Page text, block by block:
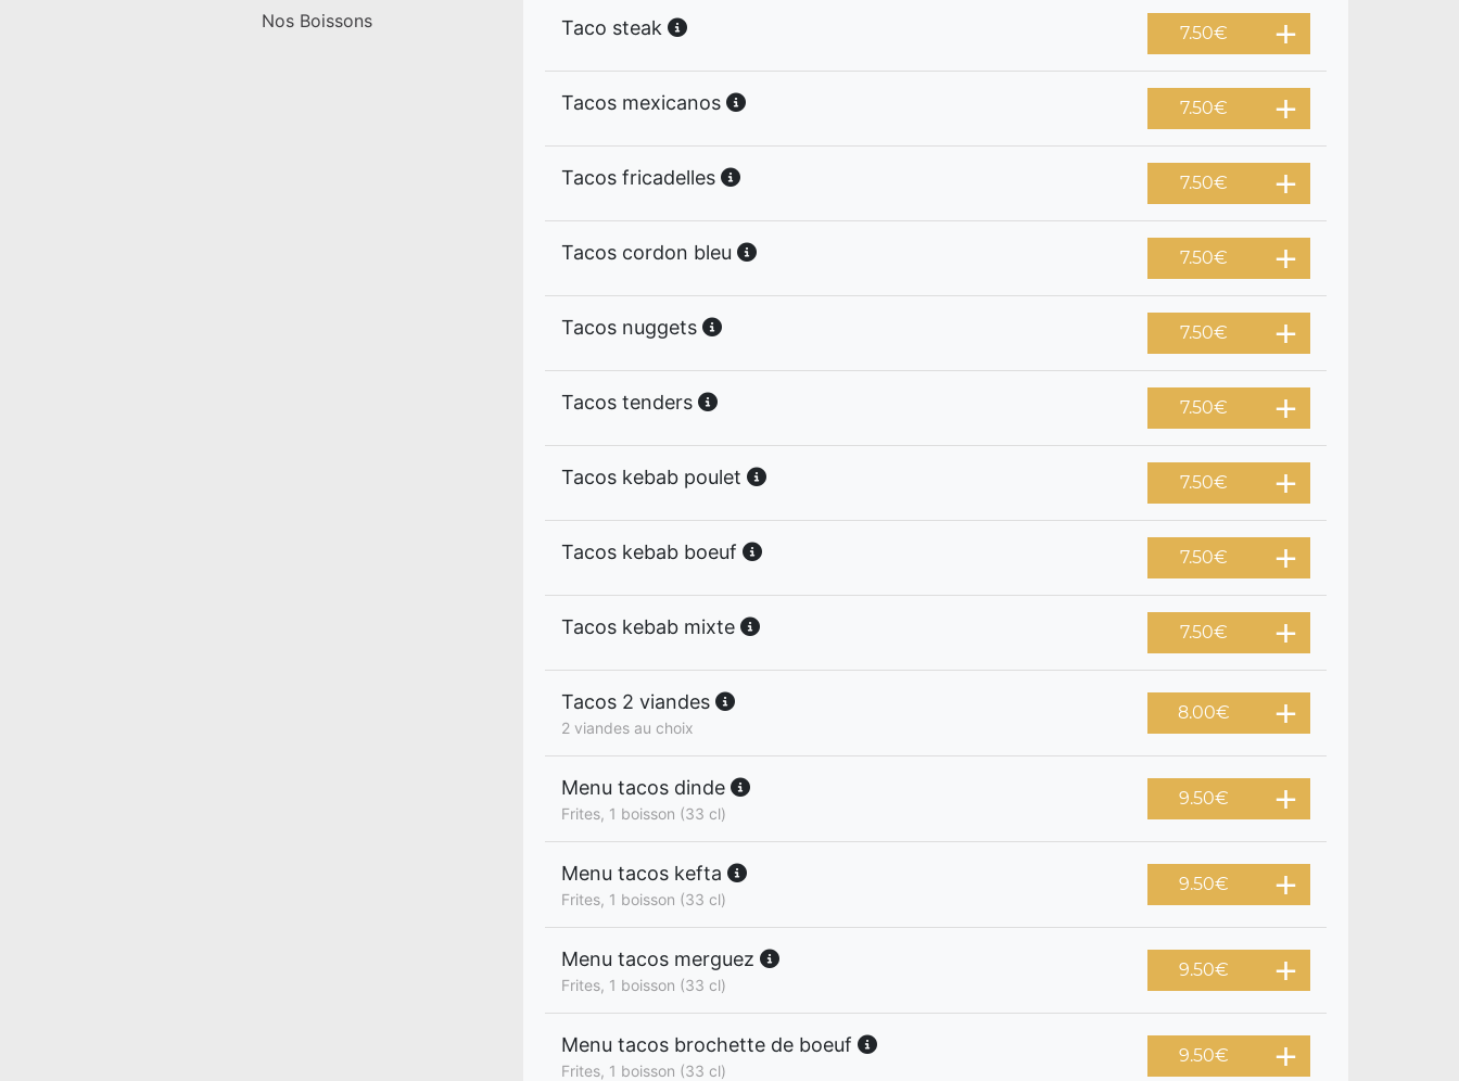
Nos Boissons
Taco steak 7.50€
Tacos mexicanos 7.50€
Tacos fricadelles 7.50€
Tacos cordon bleu 7.50€
Tacos nuggets 7.50€
Tacos tenders 7.50€
Tacos kebab poulet 7.50€
Tacos kebab boeuf 7.50€
Tacos kebab mixte 7.50€
Tacos 2 viandes
2 viandes au choix
8.00€
Menu tacos dinde
Frites, 1 boisson (33 cl)
9.50€
Menu tacos kefta
Frites, 1 boisson (33 cl)
9.50€
Menu tacos merguez
Frites, 1 boisson (33 cl)
9.50€
Menu tacos brochette de boeuf
Frites, 1 boisson (33 cl)
9.50€